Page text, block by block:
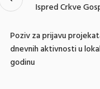
Ispred Crkve
Poziv za prijavu
dnevnih aktivnosti u
godinu